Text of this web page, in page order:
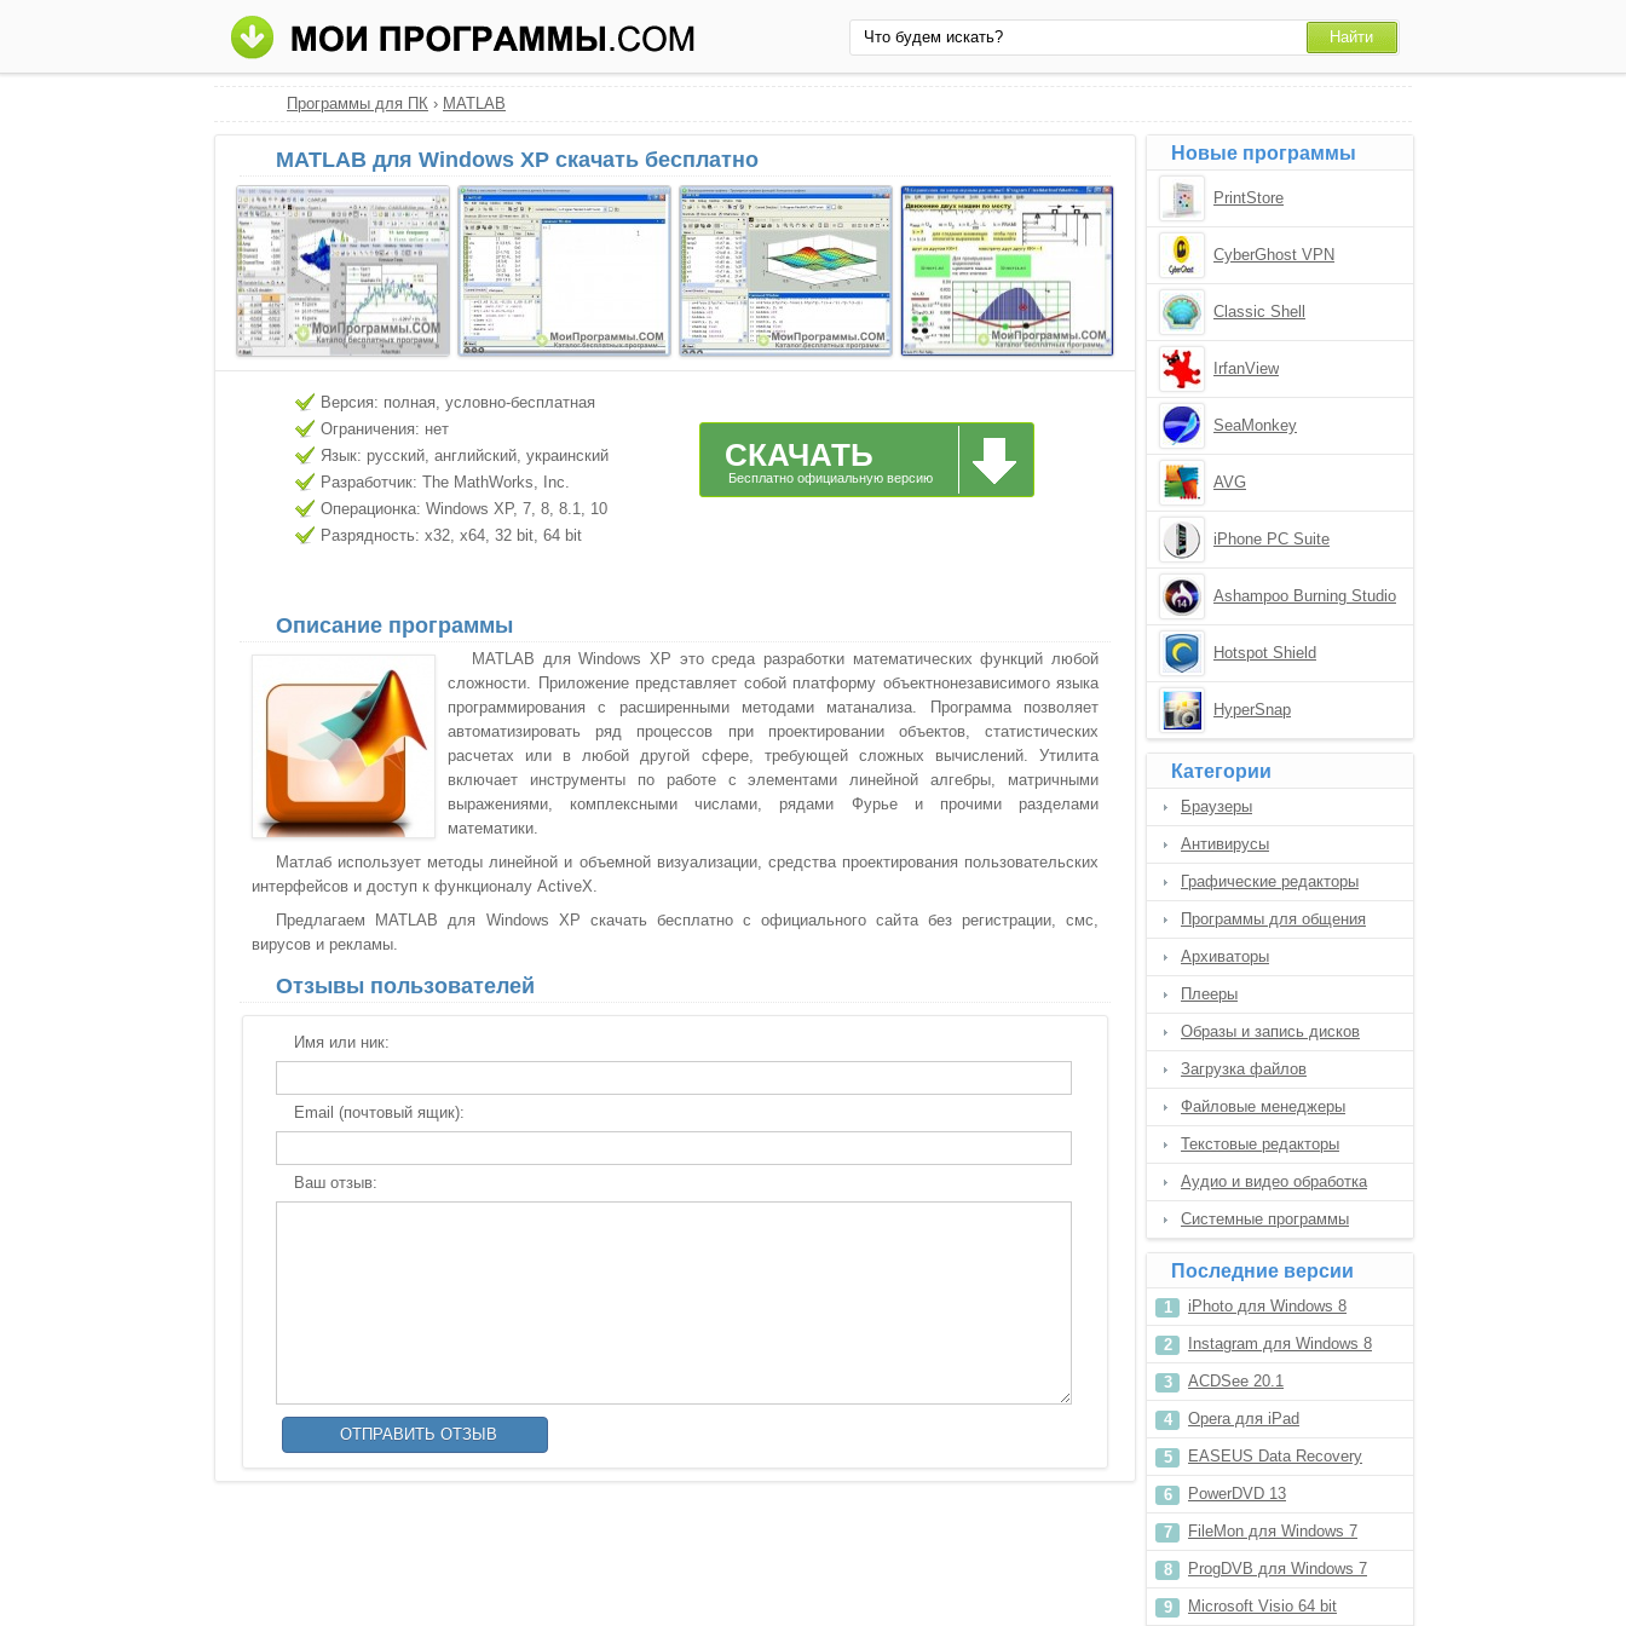
Программы для ПК › MATLAB
MATLAB для Windows XP скачать бесплатно
Версия: полная, условно-бесплатная
Ограничения: нет
Язык: русский, английский, украинский
Разработчик: The MathWorks, Inc.
Операционка: Windows XP, 7, 8, 8.1, 10
Разрядность: x32, x64, 32 bit, 64 bit
СКАЧАТЬ
Бесплатно официальную версию
Описание программы
MATLAB для Windows XP это среда разработки математических функций любой
сложности. Приложение представляет собой платформу объектнонезависимого языка
программирования с расширенными методами матанализа. Программа позволяет
автоматизировать ряд процессов при проектировании объектов, статистических
расчетах или в любой другой сфере, требующей сложных вычислений. Утилита
включает инструменты по работе с элементами линейной алгебры, матричными
выражениями, комплексными числами, рядами Фурье и прочими разделами
математики.
Матлаб использует методы линейной и объемной визуализации, средства проектирования пользовательских
интерфейсов и доступ к функционалу ActiveX.
Предлагаем MATLAB для Windows XP скачать бесплатно с официального сайта без регистрации, смс,
вирусов и рекламы.
Отзывы пользователей
Имя или ник:
Email (почтовый ящик):
Ваш отзыв:
Новые программы
PrintStore
CyberGhost VPN
Classic Shell
IrfanView
SeaMonkey
AVG
iPhone PC Suite
Ashampoo Burning Studio
Hotspot Shield
HyperSnap
Категории
Браузеры
Антивирусы
Графические редакторы
Программы для общения
Архиваторы
Плееры
Образы и запись дисков
Загрузка файлов
Файловые менеджеры
Текстовые редакторы
Аудио и видео обработка
Системные программы
Последние версии
iPhoto для Windows 8
Instagram для Windows 8
ACDSee 20.1
Opera для iPad
EASEUS Data Recovery
Wizard 10.8
PowerDVD 13
FileMon для Windows 7
ProgDVB для Windows 7
Microsoft Visio 64 bit